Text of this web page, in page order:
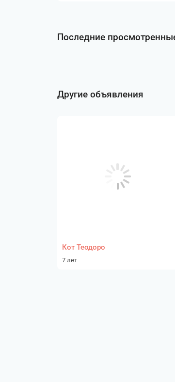
Последние
Другие объявления
Кот Теодоро
7 лет